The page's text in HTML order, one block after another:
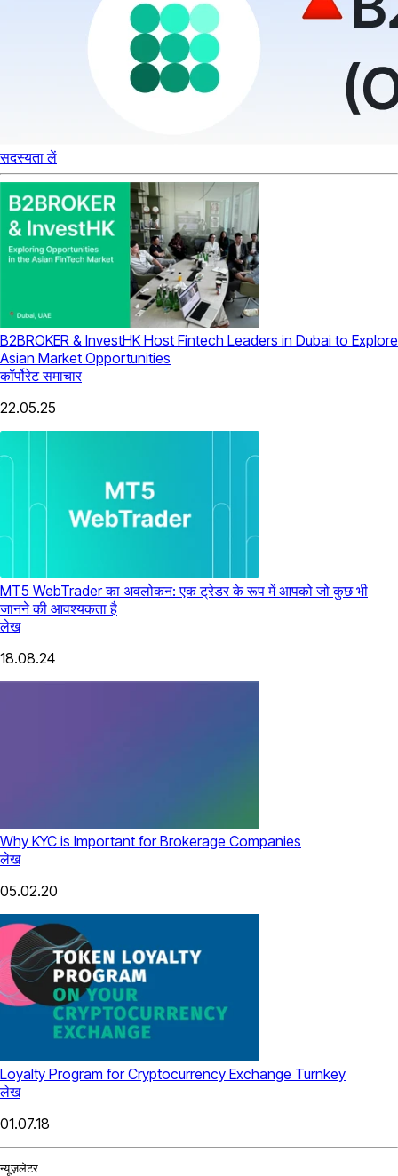
सदस्यता लें
B2BROKER & InvestHK Host Fintech Leaders in Dubai to Explore
Asian Market Opportunities
कॉर्पोरेट समाचार
22.05.25
MT5 WebTrader का अवलोकन: एक ट्रेडर के रूप में आपको जो कुछ भी
जानने की आवश्यकता है
लेख
18.08.24
Why KYC is Important for Brokerage Companies
लेख
05.02.20
Loyalty Program for Cryptocurrency Exchange Turnkey
लेख
01.07.18
न्यूज़लेटर